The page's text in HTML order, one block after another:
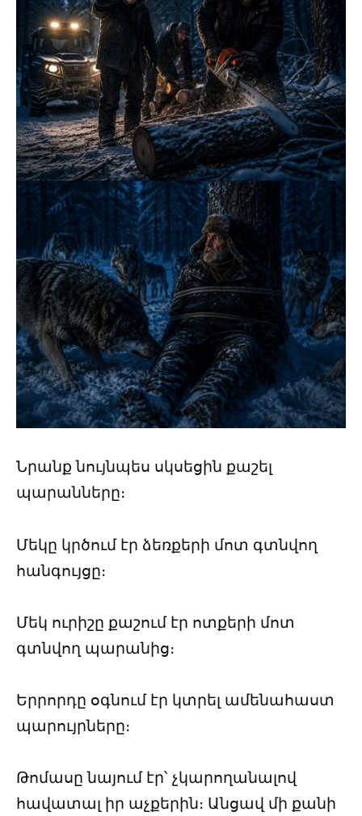
Նրանք նույնպես սկսեցին քաշել
պարանները։
Մեկը կրծում էր ձեռքերի մոտ գտնվող
հանգույցը։
Մեկ ուրիշը քաշում էր ոտքերի մոտ
գտնվող պարանից։
Երրորդը օգնում էր կտրել ամենահաստ
պարույրները։
Թոմասը նայում էր՝ չկարողանալով
հավատալ իր աչքերին։ Անցավ մի քանի